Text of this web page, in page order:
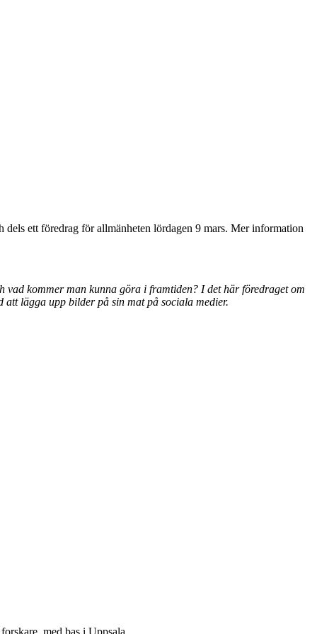
ett föredrag för allmänheten lördagen 9 mars. Mer information
kommer man kunna göra i framtiden? I det här föredraget om
lägga upp bilder på sin mat på sociala medier.